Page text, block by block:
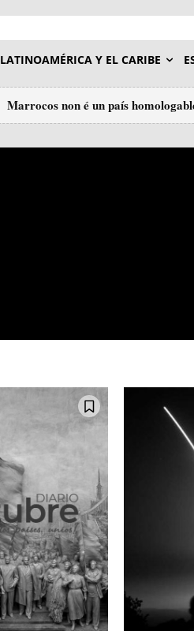
LATINOAMÉRICA Y EL CARIBE
Marrocos non é un país
insulto ao deporte.